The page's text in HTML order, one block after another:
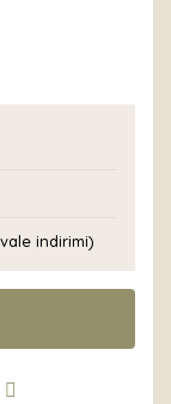
indirimi)